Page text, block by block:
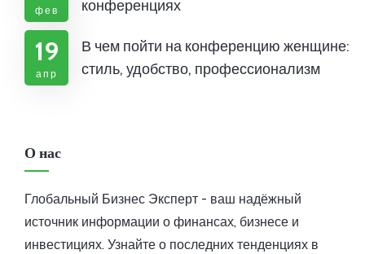
фев
конференциях
19
апр
В чем пойти на конференцию женщине:
стиль, удобство, профессионализм
О нас
Глобальный Бизнес Эксперт - ваш надёжный
источник информации о финансах, бизнесе и
инвестициях. Узнайте о последних тенденциях в